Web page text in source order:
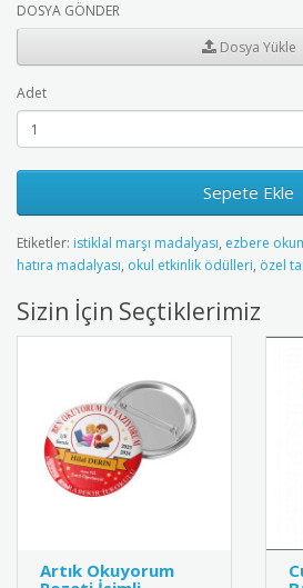
DOSYA GÖNDER
Dosya Yükle
Adet
Sepete Ekle
Etiketler: istiklal marşı madalyası, ezbere
hatıra madalyası, okul etkinlik ödülleri, özel
Sizin İçin Seçtiklerimiz
Artık Okuyorum